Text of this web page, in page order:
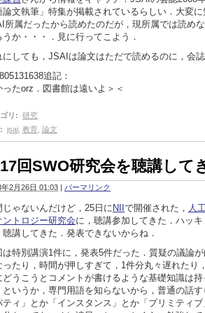
論文執筆」特集が掲載されているらしい．大変
所属だったから読めたのだが，現所属では読め
うか・・・．見に行ってこよう．
にしても，JSAIは論文はただで読めるのに，会
追記：
ったorz．図書館は遠いよ＞＜
リ : 研究
: jsai, 教育, 論文
回SWO研究会を聴講して
年2月26日 01:03 パーマリンク
じゃないんだけど，25日に NII で開催された， 人
ントロジー研究会に，聴講参加してきた．ハッ
聴講してきた．発表できないからね．
は特別講演1件に，発表5件だった．質疑の議論
ったり，時間が押しすぎて，1件分丸々遅れたり
どうこうとコメントが書けるような基礎知識は
というか，専門用語を知らないから，普通の話
ティ」とか「インスタンス」とか「プリミティ